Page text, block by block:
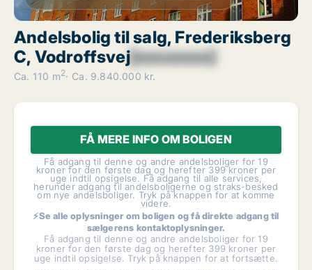
Andelsbolig til salg, Frederiksberg
C, Vodroffsvej[xxxxxxxx]
Ca. 110 m2 Ca. 9.840.000 kr.
FÅ MERE INFO OM BOLIGEN
Få adgang til denne og andre andelsboliger for 19
kroner for den første dag og herefter 399 kroner per
uge indtil opsigelse. Få adgang til alle services,
herunder adgang til andelsboligerne og straks-besked
om nye andelsboliger. Tryk på knappen for at komme
videre.
⚡Se alle oplysninger om boligen og få direkte adgang til
sælgerens kontaktoplysninger.
Få adgang til denne og andre andelsboliger for 19
kroner for den første dag og herefter 399 kroner per
uge indtil opsigelse. Tryk på knappen for at fortsætte.